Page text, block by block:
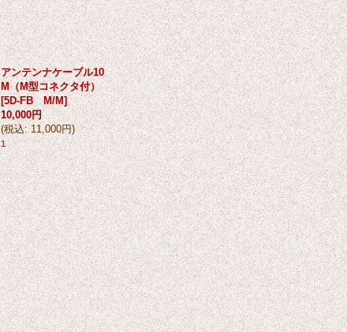
アンテンナケーブル10
M（M型コネクタ付）
[5D-FB M/M]
10,000円
(税込: 11,000円)
1